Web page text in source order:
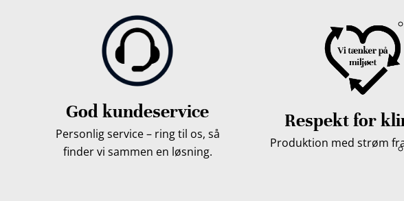
God kundeservice
Personlig service – ring til os, så
finder vi sammen en løsning.
Respekt for
Produktion med strøm